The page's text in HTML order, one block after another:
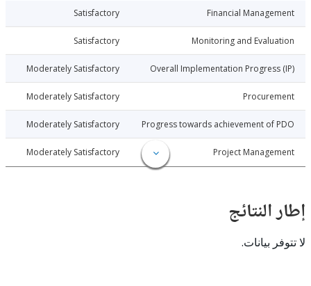
Financial
Satisfactory
Monitoring and
Satisfactory
Overall Implementation
Moderately Satisfactory
03-26
Moderately Satisfactory
03-26
Progress towards achievement of
Moderately Satisfactory
03-26
Project
Moderately Satisfactory
03-26
بيانات.